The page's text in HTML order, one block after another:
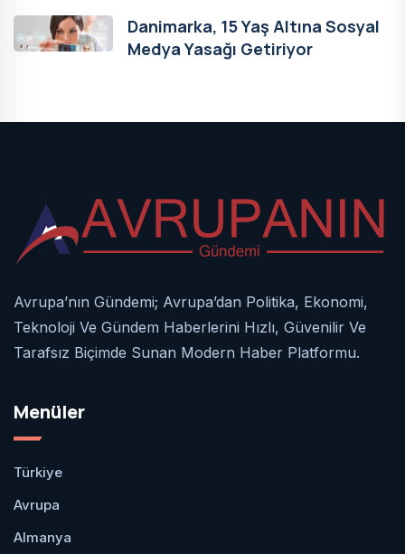
Danimarka, 15 Yaş Altına Sosyal
Medya Yasağı Getiriyor
Avrupa’nın Gündemi; Avrupa’dan Politika, Ekonomi,
Teknoloji Ve Gündem Haberlerini Hızlı, Güvenilir Ve
Tarafsız Biçimde Sunan Modern Haber Platformu.
Menüler
Türkiye
Avrupa
Almanya